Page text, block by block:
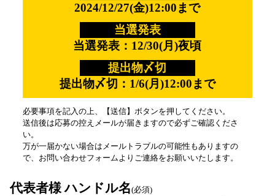
2024/12/27(金)12:00まで
当選発表
当選発表：12/30(月)夜頃
提出物〆切
提出物〆切：1/6(月)12:00まで
必要事項を記入の上、【送信】ボタンを押してください。
送信後は応募の控えメールが届きますので必ずご確認くださ
い。
万が一届かない場合はメールトラブルの可能性もありますの
で、お問い合わせフォームよりご連絡をお願いいたします。
代表者様 ハンドル名(必須)